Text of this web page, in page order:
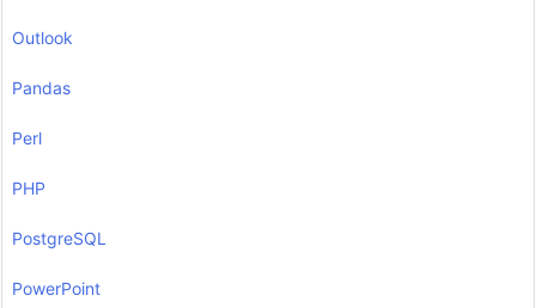
Outlook
Pandas
Perl
PHP
PostgreSQL
PowerPoint